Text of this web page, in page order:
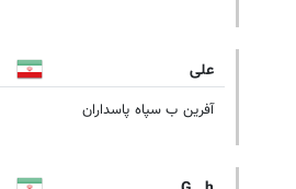
علی
آفرین ب سپاه پاسداران